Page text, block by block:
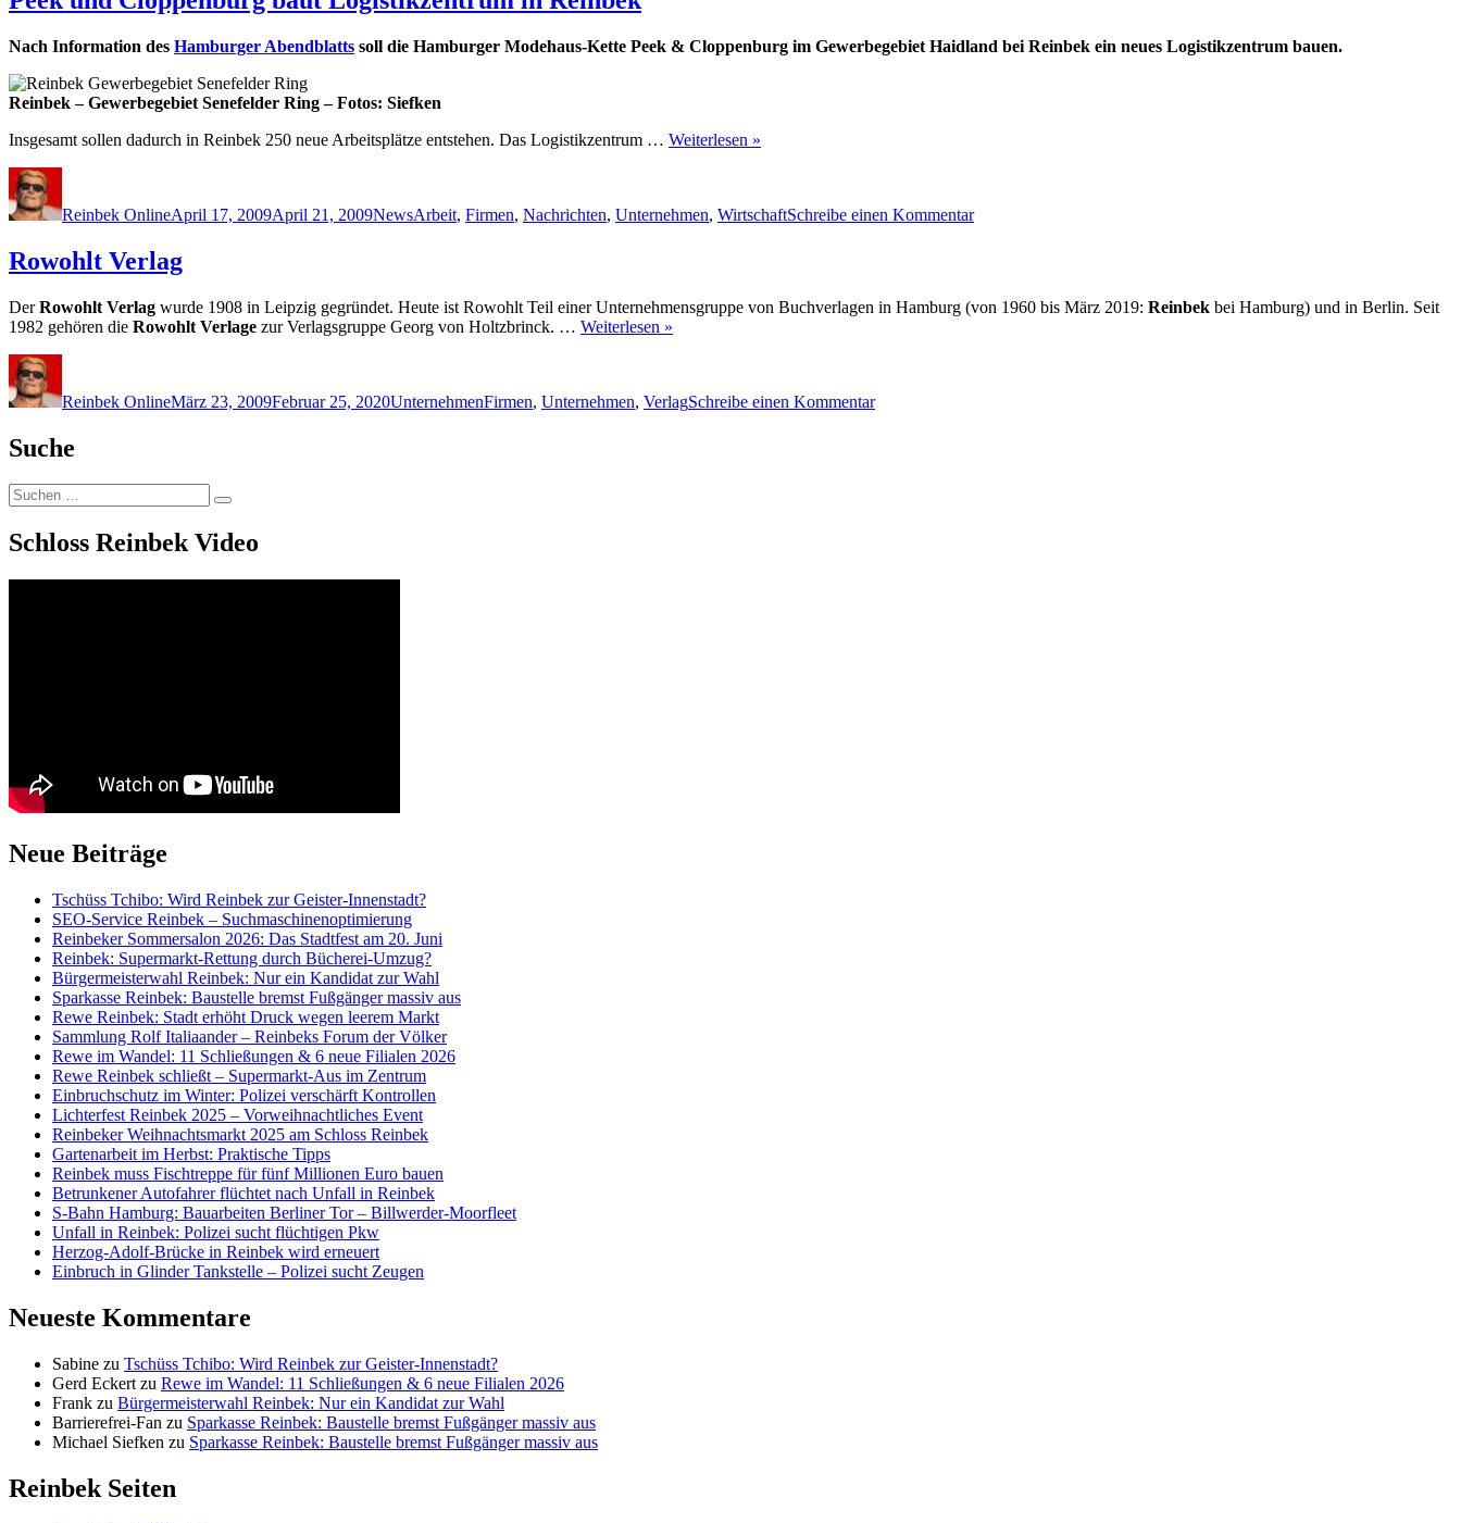
Nach Information des Hamburger Abendblatts soll die Hamburger Modehaus-Kette Peek & Cloppenburg im Gewerbegebiet Haidland bei Reinbek ein neues Logistikzentrum bauen.
Reinbek – Gewerbegebiet Senefelder Ring – Fotos: Siefken
Insgesamt sollen dadurch in Reinbek 250 neue Arbeitsplätze entstehen. Das Logistikzentrum … Weiterlesen »
Reinbek OnlineApril 17, 2009April 21, 2009NewsArbeit, Firmen, Nachrichten, Unternehmen, WirtschaftSchreibe einen Kommentarund
Reinbek
Rowohlt Verlag
DerRowohlt Verlag wurde 1908 in Leipzig gegründet. Heute ist Rowohlt Teil einer Unternehmensgruppe von Buchverlagen in Hamburg (von 1960 bis März 2019: Reinbek bei Hamburg) und in Berlin. Seit
1982 gehören die Rowohlt Verlage zur Verlagsgruppe Georg von Holtzbrinck. … Weiterlesen »
Reinbek OnlineMärz 23, 2009Februar 25, 2020UnternehmenFirmen, Unternehmen, VerlagSchreibe einen KommentarVerlag
Suche
Suchen
nach:
Suchen
Schloss Reinbek Video
Neue Beiträge
Tschüss Tchibo: Wird Reinbek zur Geister-Innenstadt?
SEO-Service Reinbek – Suchmaschinenoptimierung
Reinbeker Sommersalon 2026: Das Stadtfest am 20. Juni
Reinbek: Supermarkt-Rettung durch Bücherei-Umzug?
Bürgermeisterwahl Reinbek: Nur ein Kandidat zur Wahl
Sparkasse Reinbek: Baustelle bremst Fußgänger massiv aus
Rewe Reinbek: Stadt erhöht Druck wegen leerem Markt
Sammlung Rolf Italiaander – Reinbeks Forum der Völker
Rewe im Wandel: 11 Schließungen & 6 neue Filialen 2026
Rewe Reinbek schließt – Supermarkt-Aus im Zentrum
Einbruchschutz im Winter: Polizei verschärft Kontrollen
Lichterfest Reinbek 2025 – Vorweihnachtliches Event
Reinbeker Weihnachtsmarkt 2025 am Schloss Reinbek
Gartenarbeit im Herbst: Praktische Tipps
Reinbek muss Fischtreppe für fünf Millionen Euro bauen
Betrunkener Autofahrer flüchtet nach Unfall in Reinbek
S-Bahn Hamburg: Bauarbeiten Berliner Tor – Billwerder-Moorfleet
Unfall in Reinbek: Polizei sucht flüchtigen Pkw
Herzog-Adolf-Brücke in Reinbek wird erneuert
Einbruch in Glinder Tankstelle – Polizei sucht Zeugen
Neueste Kommentare
Sabine zu Tschüss Tchibo: Wird Reinbek zur Geister-Innenstadt?
Gerd Eckert zu Rewe im Wandel: 11 Schließungen & 6 neue Filialen 2026
Frank zu Bürgermeisterwahl Reinbek: Nur ein Kandidat zur Wahl
Barrierefrei-Fan zu Sparkasse Reinbek: Baustelle bremst Fußgänger massiv aus
Michael Siefken zu Sparkasse Reinbek: Baustelle bremst Fußgänger massiv aus
Reinbek Seiten